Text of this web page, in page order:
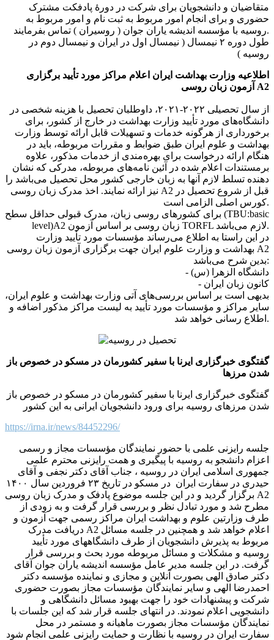
متقاضیان و دانشجویان برای شرکت در دورهٔ پادفکت مشترک
حضوری و برای انجام امور مربوط به ثبت نام و امور مربوط به
روسیه با مؤسسه اندیشه یاران جوان ( روسیران ) تماس بفرمایند.
طول دوره ۲ نیمسال ( نیمسال اول در ایران و نیمسال دوم در
روسیه )
اطلاعیه وزارت بهداشت ایران اعلام مراکز مورد تأیید برگزاری
آزمون زبان روسی A2
از سال تحصیلی ۲۰۲۲-۲۰۲۱، داوطلبان تحصیل با هزینه شخصی در
دانشگاه‌های مورد تأیید وزارت بهداشت در خارج از کشور، برای
برخورداری از هرگونه خدمات و تسهیلات قابل ارائه توسط وزارت
بهداشت و علوم ایران طبق ضوابط و مقررات مربوطه، باید در
هنگام ارائه درخواست برای بهره‌مندی از خدمات مذکور، علاوه
برمستندات اعلام شده در آئین نامه‌های مربوطه، مدرکی که نشان‌
دهنده تسلط لازم آنها به زبان خارجی کشور محل تحصیل می‌باشد را
نیز ارائه نمایند. اخذ مدرک زبان روسی A2 قبل از شروع تحصیل در
کورس اصلی الزامی است.
برای کشورهای روسی زبان، مدرک قبولی حداقل سطح (TBU:basic
level)A2 زبان روسی بر اساس آزمون TORFL لازم می‌باشد.
در این راستا به اطلاع می‌رساند مؤسسات مورد تأیید وزارت
بهداشت و وزارت علوم ایران جهت برگزاری آزمون زبان روسی A2
بدین شرح می‌باشد:
- دانشگاه الزهرا (س)
- کانون زبان ایران
بدیهی است بر اساس بررسی‌های آتی وزارت بهداشت و علوم ایران،
سایر مراکز و مؤسسات مورد تأیید به لیست مراکز مذکور اضافه و
اطلاع رسانی خواهد شد.
گفتگوی خبرگزاری ایرنا با سفیر کشورمان در مسکو در خصوص باز
شدن مرزها
گفتگوی خبرگزاری ایرنا با سفیر کشورمان در مسکو در خصوص باز
شدن مرزهای روسیه برای ورود دانشجویان ایرانی به این کشور
https://irna.ir/news/84452296/
جلسه رایزنی علمی با حضور نمایندگان مؤسسات مجاز و رسمی
اعزام دانشجو به روسیه با پیگیری و همت رایزنی محترم علمی
جمهوری اسلامی ایران در روسیه ، جناب آقای دکتر نجفی و آقای
حیدری در سفارت ایران در مسکو در تاریخ ۲۳ فروردین سال ۱۴۰۰
برگزار گردید و در این جلسه موضوع پادفک و مدرک زبان روسی A2
مطرح شد و مورد تبادل نظر و بررسی قرار گرفت و به زودی از
طرف وزارتین علوم و بهداشت ایران مراکز رسمی جهت آزمون و
دریافت مدرک A2 اعلام خواهد شد و همچنین در جلسه مسائل
مربوط به پذیرش دانشجویان از طرف دانشگاههای مورد تأیید
روسیه و مشکلات و مسائل مربوطه مورد بحث و بررسی قرار
گرفت. در این جلسه مدیر عامل مؤسسه اندیشه یاران جوان آقای
دکتر صادق الهی بصورت آنلاین و مجازی و نماینده مؤسسه دکتر
احمدرضا الهی و سایر نمایندگان مؤسسات مجاز بصورت حضوری
شرکت و پیشنهادات خود را جهت بهبود مسائل دانشگاهی و
دانشجویی اعلام نمودند. در انتهای جلسه قرار شد که این جلسات با
نمایندگان مؤسسات مجاز بصورت ماهیانه و مستمر در محل
سفارت ایران در روسیه با نظارت و حمایت رایزنی علمی انجام شود